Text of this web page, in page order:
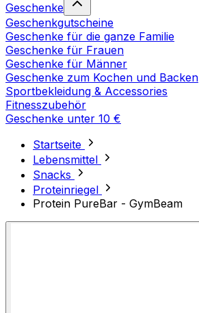
Geschenke
Geschenkgutscheine
Geschenke für die ganze Familie
Geschenke für Frauen
Geschenke für Männer
Geschenke zum Kochen und Backen
Sportbekleidung & Accessories
Fitnesszubehör
Geschenke unter 10 €
Startseite
Lebensmittel
Snacks
Proteinriegel
Protein PureBar - GymBeam